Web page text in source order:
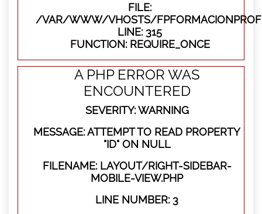
FILE:
/VAR/WWW/VHOSTS/
LINE: 315
FUNCTION: REQUIRE_ONCE
A PHP ERROR WAS
ENCOUNTERED
SEVERITY: WARNING
MESSAGE: ATTEMPT TO READ PROPERTY
"ID" ON NULL
FILENAME: LAYOUT/RIGHT-SIDEBAR-
MOBILE-VIEW.PHP
LINE NUMBER: 3